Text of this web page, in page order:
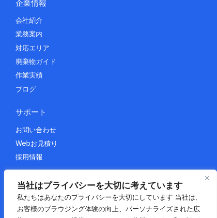
当社はプライバシーを大切に考えています
私たちはあなたのプライバシーを大切にしています 当社は、
お客様のブラウジング体験の向上、パーソナライズされた広
企業情報
会社紹介
業務案内
対応エリア
廃棄物ガイド
作業実績
ブログ
サポート
お問い合わせ
Webお見積り
採用情報
法的情報
プライバシーポリシー
利用規約